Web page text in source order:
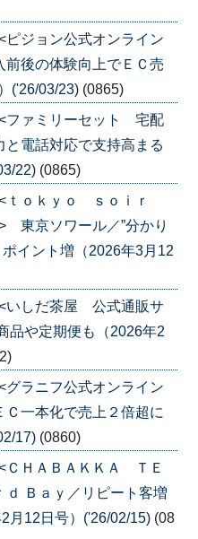
ジョン公式オンライン
後の体験向上でＥＣ売
('26/03/23) (0865)
ファミリーセット 宅配
電話対応で支持高まる
22) (0865)
ｔｏｋｙｏ ｓｏｉｒ
東京ソワール／”分かり
イント増（2026年3月12
いしだ茶屋 公式通販サ
品や定期便も（2026年2
ラニフ公式オンライン
一本化で売上２倍超に
17) (0860)
ＣＨＡＢＡＫＫＡ ＴＥ
Ｂａｙ／リピート客増
月12日号）('26/02/15) (08